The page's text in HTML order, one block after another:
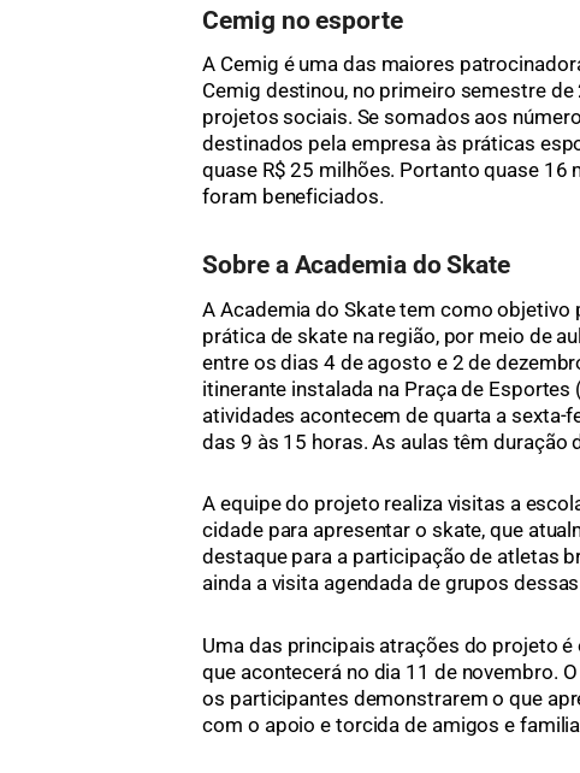
Cemig no esporte
A Cemig é uma das maiores
Cemig destinou, no primeiro semestre
projetos sociais. Se somados aos
destinados pela empresa às práticas
quase R$ 25 milhões. Portanto quase 16
foram beneficiados.
Sobre a Academia do Skate
A Academia do Skate tem como objetivo
prática de skate na região, por meio de
entre os dias 4 de agosto e 2 de
itinerante instalada na Praça de Esportes
atividades acontecem de quarta a sexta-
das 9 às 15 horas. As aulas têm duração
A equipe do projeto realiza visitas a
cidade para apresentar o skate, que
destaque para a participação de atletas
ainda a visita agendada de grupos
Uma das principais atrações do projeto
que acontecerá no dia 11 de novembro.
os participantes demonstrarem o que
com o apoio e torcida de amigos e